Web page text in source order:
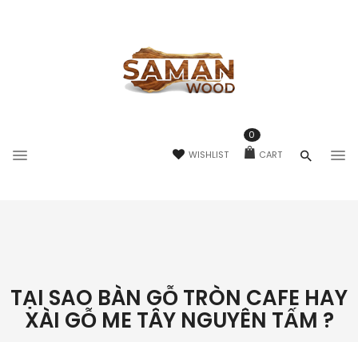
WISHLIST CART
0
TẠI SAO BÀN GỖ TRÒN CAFE HAY
XÀI GỖ ME TÂY NGUYÊN TẤM ?